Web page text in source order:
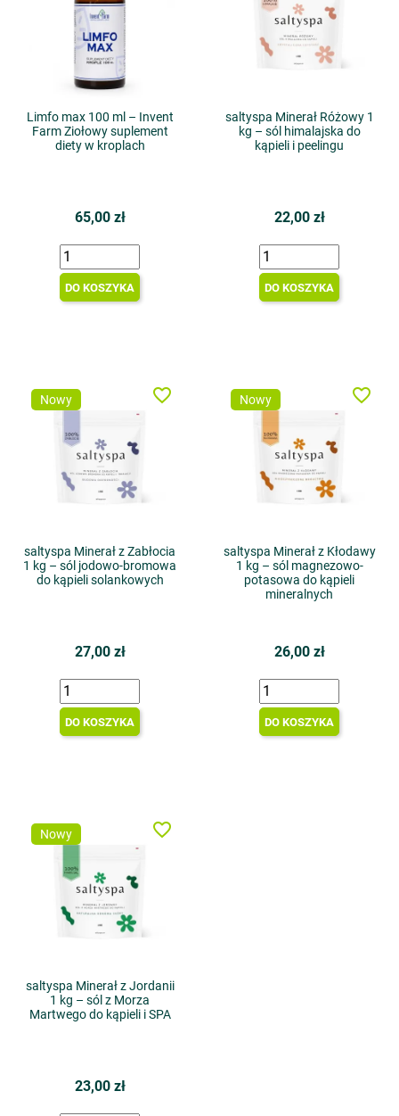
Limfo max 100 ml – Invent
Farm Ziołowy suplement
diety w kroplach
65,00 zł
DO KOSZYKA
saltyspa Minerał Różowy 1
kg – sól himalajska do
kąpieli i peelingu
22,00 zł
DO KOSZYKA
Nowy
saltyspa Minerał z Zabłocia
1 kg – sól jodowo-bromowa
do kąpieli solankowych
27,00 zł
DO KOSZYKA
favorite_border Nowy
saltyspa Minerał z Kłodawy
1 kg – sól magnezowo-
potasowa do kąpieli
mineralnych
26,00 zł
DO KOSZYKA
favorite_border
Nowy
saltyspa Minerał z Jordanii
1 kg – sól z Morza
Martwego do kąpieli i SPA
23,00 zł
favorite_border